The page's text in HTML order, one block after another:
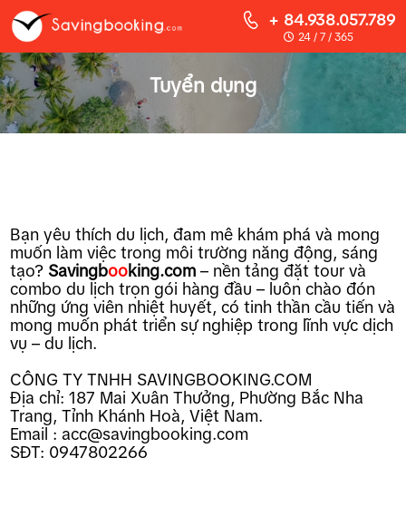
+ 84.938.057.789
24 / 7 / 365
Tuyển dụng
Bạn yêu thích du lịch, đam mê khám phá và mong
muốn làm việc trong môi trường năng động, sáng
tạo? Savingbooking.com – nền tảng đặt tour và
combo du lịch trọn gói hàng đầu – luôn chào đón
những ứng viên nhiệt huyết, có tinh thần cầu tiến và
mong muốn phát triển sự nghiệp trong lĩnh vực dịch
vụ – du lịch.
CÔNG TY TNHH SAVINGBOOKING.COM
Địa chỉ: 187 Mai Xuân Thưởng, Phường Bắc Nha
Trang, Tỉnh Khánh Hoà, Việt Nam.
Email : acc@savingbooking.com
SĐT: 0947802266